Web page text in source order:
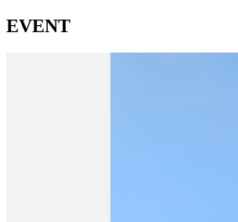
EVENT